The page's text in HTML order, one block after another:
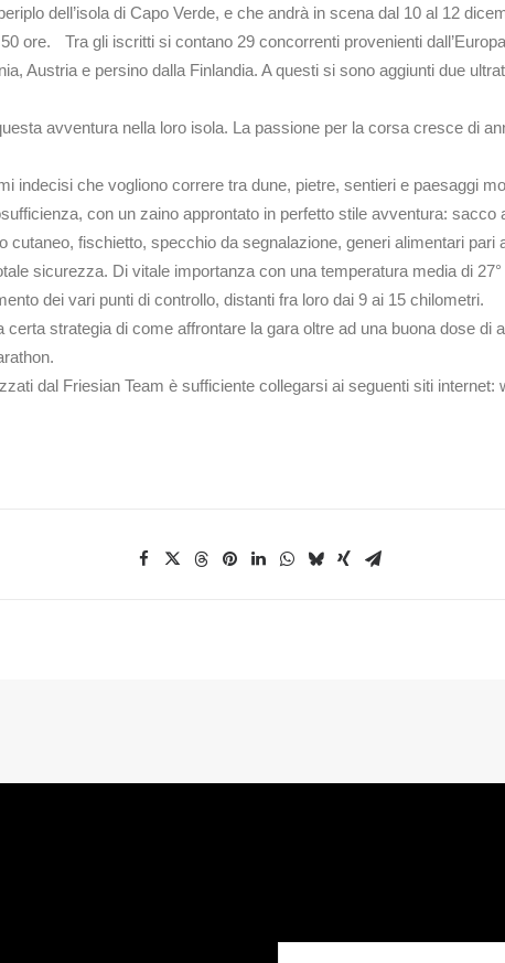
dell’isola di Capo Verde, e che andrà in scena dal 10 al 12
ore. Tra gli iscritti si contano 29 concorrenti provenienti
Austria e persino dalla Finlandia. A questi si sono aggiunti due
avventura nella loro isola. La passione per la corsa cresce di
indecisi che vogliono correre tra dune, pietre, sentieri e paesaggi
con un zaino approntato in perfetto stile avventura: sacco
fischietto, specchio da segnalazione, generi alimentari
sicurezza. Di vitale importanza con una temperatura media di
dei vari punti di controllo, distanti fra loro dai 9 ai 15 chilometri.
strategia di come affrontare la gara oltre ad una buona dose di
dal Friesian Team è sufficiente collegarsi ai seguenti siti internet: